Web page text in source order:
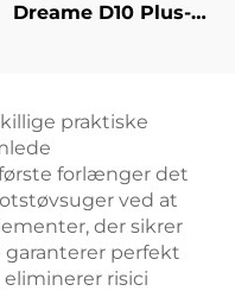
Dreame D10 Plus-
støvpose
og forbrugsvarer
praktiske
forlænger det
ved at
der sikrer
garanterer perfekt
risici